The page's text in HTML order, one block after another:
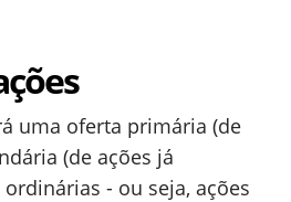
uma oferta primária (de
(de ações já
- ou seja, ações